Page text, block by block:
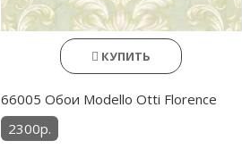
КУПИТЬ
66005 Обои Modello Otti Florence
2300р.